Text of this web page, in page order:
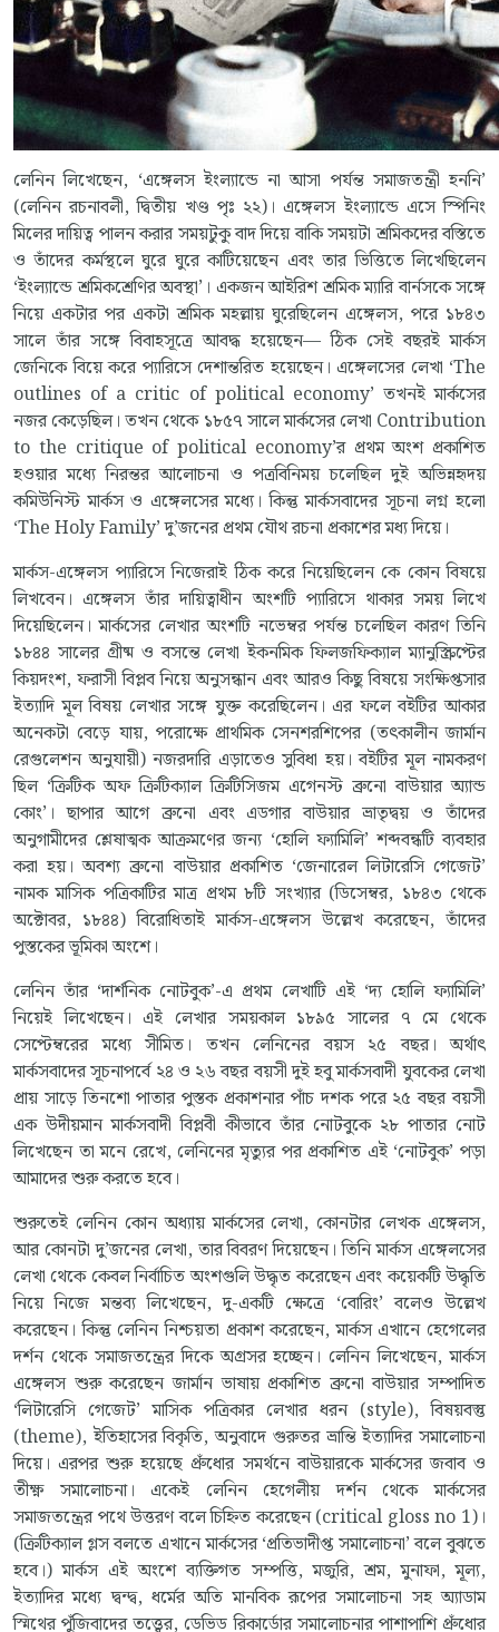
লেনিন লিখেছেন, ‘এঙ্গেলস ইংল্যান্ডে না আসা পর্যন্ত সমাজতন্ত্রী হননি’
(লেনিন রচনাবলী, দ্বিতীয় খণ্ড পৃঃ ২২)। এঙ্গেলস ইংল্যান্ডে এসে স্পিনিং
মিলের দায়িত্ব পালন করার সময়টুকু বাদ দিয়ে বাকি সময়টা শ্রমিকদের বস্তিতে
ও তাঁদের কর্মস্থলে ঘুরে ঘুরে কাটিয়েছেন এবং তার ভিত্তিতে লিখেছিলেন
‘ইংল্যান্ডে শ্রমিকশ্রেণির অবস্থা’। একজন আইরিশ শ্রমিক ম্যারি বার্নসকে সঙ্গে
নিয়ে একটার পর একটা শ্রমিক মহল্লায় ঘুরেছিলেন এঙ্গেলস, পরে ১৮৪৩
সালে তাঁর সঙ্গে বিবাহসূত্রে আবদ্ধ হয়েছেন— ঠিক সেই বছরই মার্কস
জেনিকে বিয়ে করে প্যারিসে দেশান্তরিত হয়েছেন। এঙ্গেলসের লেখা ‘The
outlines of a critic of political economy’ তখনই মার্কসের
নজর কেড়েছিল। তখন থেকে ১৮৫৭ সালে মার্কসের লেখা Contribution
to the critique of political economy’র প্রথম অংশ প্রকাশিত
হওয়ার মধ্যে নিরন্তর আলোচনা ও পত্রবিনিময় চলেছিল দুই অভিন্নহৃদয়
কমিউনিস্ট মার্কস ও এঙ্গেলসের মধ্যে। কিন্তু মার্কসবাদের সূচনা লগ্ন হলো
‘The Holy Family’ দু’জনের প্রথম যৌথ রচনা প্রকাশের মধ্য দিয়ে।
মার্কস-এঙ্গেলস প্যারিসে নিজেরাই ঠিক করে নিয়েছিলেন কে কোন বিষয়ে
লিখবেন। এঙ্গেলস তাঁর দায়িত্বাধীন অংশটি প্যারিসে থাকার সময় লিখে
দিয়েছিলেন। মার্কসের লেখার অংশটি নভেম্বর পর্যন্ত চলেছিল কারণ তিনি
১৮৪৪ সালের গ্রীষ্ম ও বসন্তে লেখা ইকনমিক ফিলজফিক্যাল ম্যানুস্ক্রিপ্টের
কিয়দংশ, ফরাসী বিপ্লব নিয়ে অনুসন্ধান এবং আরও কিছু বিষয়ে সংক্ষিপ্তসার
ইত্যাদি মূল বিষয় লেখার সঙ্গে যুক্ত করেছিলেন। এর ফলে বইটির আকার
অনেকটা বেড়ে যায়, পরোক্ষে প্রাথমিক সেনশরশিপের (তৎকালীন জার্মান
রেগুলেশন অনুযায়ী) নজরদারি এড়াতেও সুবিধা হয়। বইটির মূল নামকরণ
ছিল ‘ক্রিটিক অফ ক্রিটিক্যাল ক্রিটিসিজম এগেনস্ট ব্রুনো বাউয়ার অ্যান্ড
কোং’। ছাপার আগে ব্রুনো এবং এডগার বাউয়ার ভ্রাতৃদ্বয় ও তাঁদের
অনুগামীদের শ্লেষাত্মক আক্রমণের জন্য ‘হোলি ফ্যামিলি’ শব্দবন্ধটি ব্যবহার
করা হয়। অবশ্য ব্রুনো বাউয়ার প্রকাশিত ‘জেনারেল লিটারেসি গেজেট’
নামক মাসিক পত্রিকাটির মাত্র প্রথম ৮টি সংখ্যার (ডিসেম্বর, ১৮৪৩ থেকে
অক্টোবর, ১৮৪৪) বিরোধিতাই মার্কস-এঙ্গেলস উল্লেখ করেছেন, তাঁদের
পুস্তকের ভূমিকা অংশে।
লেনিন তাঁর ‘দার্শনিক নোটবুক’-এ প্রথম লেখাটি এই ‘দ্য হোলি ফ্যামিলি’
নিয়েই লিখেছেন। এই লেখার সময়কাল ১৮৯৫ সালের ৭ মে থেকে
সেপ্টেম্বরের মধ্যে সীমিত। তখন লেনিনের বয়স ২৫ বছর। অর্থাৎ
মার্কসবাদের সূচনাপর্বে ২৪ ও ২৬ বছর বয়সী দুই হবু মার্কসবাদী যুবকের লেখা
প্রায় সাড়ে তিনশো পাতার পুস্তক প্রকাশনার পাঁচ দশক পরে ২৫ বছর বয়সী
এক উদীয়মান মার্কসবাদী বিপ্লবী কীভাবে তাঁর নোটবুকে ২৮ পাতার নোট
লিখেছেন তা মনে রেখে, লেনিনের মৃত্যুর পর প্রকাশিত এই ‘নোটবুক’ পড়া
আমাদের শুরু করতে হবে।
শুরুতেই লেনিন কোন অধ্যায় মার্কসের লেখা, কোনটার লেখক এঙ্গেলস,
আর কোনটা দু’জনের লেখা, তার বিবরণ দিয়েছেন। তিনি মার্কস এঙ্গেলসের
লেখা থেকে কেবল নির্বাচিত অংশগুলি উদ্ধৃত করেছেন এবং কয়েকটি উদ্ধৃতি
নিয়ে নিজে মন্তব্য লিখেছেন, দু-একটি ক্ষেত্রে ‘বোরিং’ বলেও উল্লেখ
করেছেন। কিন্তু লেনিন নিশ্চয়তা প্রকাশ করেছেন, মার্কস এখানে হেগেলের
দর্শন থেকে সমাজতন্ত্রের দিকে অগ্রসর হচ্ছেন। লেনিন লিখেছেন, মার্কস
এঙ্গেলস শুরু করেছেন জার্মান ভাষায় প্রকাশিত ব্রুনো বাউয়ার সম্পাদিত
‘লিটারেসি গেজেট’ মাসিক পত্রিকার লেখার ধরন (style), বিষয়বস্তু
(theme), ইতিহাসের বিকৃতি, অনুবাদে গুরুতর ভ্রান্তি ইত্যাদির সমালোচনা
দিয়ে। এরপর শুরু হয়েছে প্রুঁধোর সমর্থনে বাউয়ারকে মার্কসের জবাব ও
তীক্ষ্ণ সমালোচনা। একেই লেনিন হেগেলীয় দর্শন থেকে মার্কসের
সমাজতন্ত্রের পথে উত্তরণ বলে চিহ্নিত করেছেন (critical gloss no 1)।
(ক্রিটিক্যাল গ্লস বলতে এখানে মার্কসের ‘প্রতিভাদীপ্ত সমালোচনা’ বলে বুঝতে
হবে।) মার্কস এই অংশে ব্যক্তিগত সম্পত্তি, মজুরি, শ্রম, মুনাফা, মূল্য,
ইত্যাদির মধ্যে দ্বন্দ্ব, ধর্মের অতি মানবিক রূপের সমালোচনা সহ অ্যাডাম
স্মিথের পুঁজিবাদের তত্ত্বের, ডেভিড রিকার্ডোর সমালোচনার পাশাপাশি প্রুঁধোর